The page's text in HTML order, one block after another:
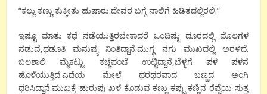
“ಕಲ್ಲು ಕಣ್ಣು ಕುಕ್ಕೀತು ಹುಷಾರು.ದೇವರ ಬಗ್ಗೆ ನಾಲಿಗೆ ಹಿಡಿತದಲ್ಲಿರಲಿ.”
ಇಷ್ಟೂ ಮಾತು ಕಥೆ ನಡೆಯುತ್ತಿರಬೇಕಾದರೆ ಒಂದಿಷ್ಟು ದೂರದಲ್ಲಿ ಮೊಲಗಳ
ನಡುವೆ,ಧಡೂತಿ ಮನುಷ್ಯ ನಿಂತಿದ್ದಾನೆ.ಮುಗ್ಧ ನಗು ಮುಖದಲ್ಲಿ ಅರಳಿದೆ.
ಬಲಶಾಲಿ ಮೈಕಟ್ಟು. ಕಚ್ಚೆಪಂಚೆ ಉಟ್ಟಿದ್ದಾನೆ,ಬೆಳ್ಳಗೆ ಪಳ ಪಳನೆ
ಹೊಳೆಯುತ್ತಿದೆ.ಎದೆಯ ಮೇಲೆ ಥರಥರವಾದ ಬಣ್ಣದ ಅಂಗಿ
ಧರಿಸಿದ್ದಾನೆ.ಮುಖಕ್ಕೆ ಹುರುಪು-ಖಳೆ ಕೊಡುವ ಕಣ್ಣು ಕಪ್ಪು ಕಣ್ಣಿನ ರೆಪ್ಪೆಯ ಸುತ್ತ